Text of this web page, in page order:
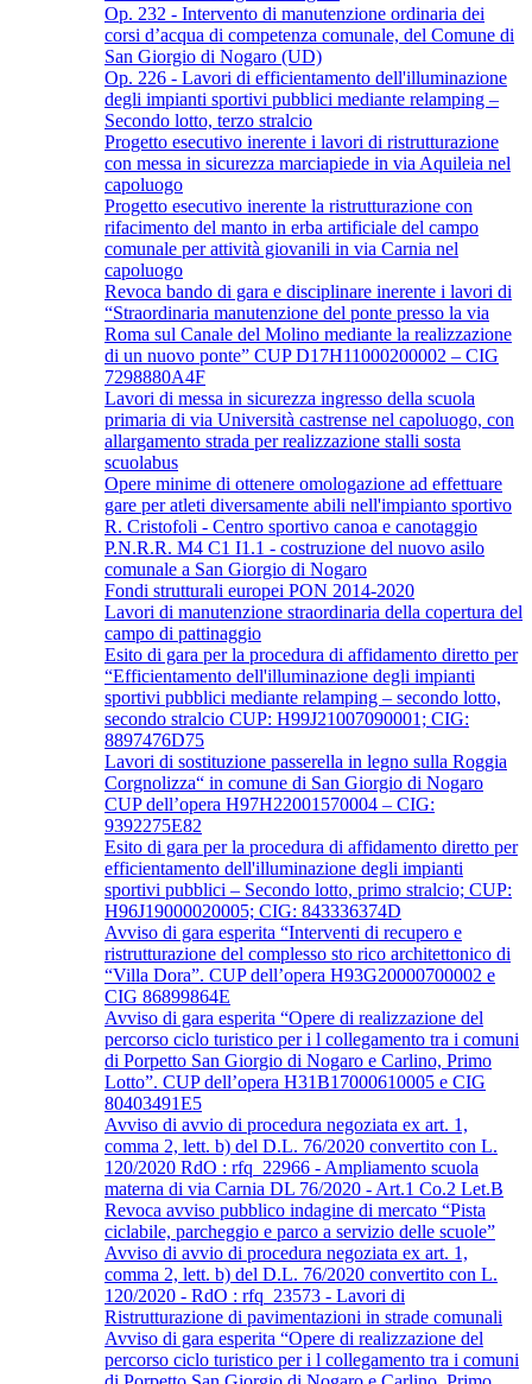
Op. 232 - Intervento di manutenzione ordinaria dei
corsi d’acqua di competenza comunale, del Comune di
San Giorgio di Nogaro (UD)
Op. 226 - Lavori di efficientamento dell'illuminazione
degli impianti sportivi pubblici mediante relamping –
Secondo lotto, terzo stralcio
Progetto esecutivo inerente i lavori di ristrutturazione
con messa in sicurezza marciapiede in via Aquileia nel
capoluogo
Progetto esecutivo inerente la ristrutturazione con
rifacimento del manto in erba artificiale del campo
comunale per attività giovanili in via Carnia nel
capoluogo
Revoca bando di gara e disciplinare inerente i lavori di
“Straordinaria manutenzione del ponte presso la via
Roma sul Canale del Molino mediante la realizzazione
di un nuovo ponte” CUP D17H11000200002 – CIG
7298880A4F
Lavori di messa in sicurezza ingresso della scuola
primaria di via Università castrense nel capoluogo, con
allargamento strada per realizzazione stalli sosta
scuolabus
Opere minime di ottenere omologazione ad effettuare
gare per atleti diversamente abili nell'impianto sportivo
R. Cristofoli - Centro sportivo canoa e canotaggio
P.N.R.R. M4 C1 I1.1 - costruzione del nuovo asilo
comunale a San Giorgio di Nogaro
Fondi strutturali europei PON 2014-2020
Lavori di manutenzione straordinaria della copertura del
campo di pattinaggio
Esito di gara per la procedura di affidamento diretto per
“Efficientamento dell'illuminazione degli impianti
sportivi pubblici mediante relamping – secondo lotto,
secondo stralcio CUP: H99J21007090001; CIG:
8897476D75
Lavori di sostituzione passerella in legno sulla Roggia
Corgnolizza“ in comune di San Giorgio di Nogaro
CUP dell’opera H97H22001570004 – CIG:
9392275E82
Esito di gara per la procedura di affidamento diretto per
efficientamento dell'illuminazione degli impianti
sportivi pubblici – Secondo lotto, primo stralcio; CUP:
H96J19000020005; CIG: 843336374D
Avviso di gara esperita “Interventi di recupero e
ristrutturazione del complesso sto rico architettonico di
“Villa Dora”. CUP dell’opera H93G20000700002 e
CIG 86899864E
Avviso di gara esperita “Opere di realizzazione del
percorso ciclo turistico per i l collegamento tra i comuni
di Porpetto San Giorgio di Nogaro e Carlino, Primo
Lotto”. CUP dell’opera H31B17000610005 e CIG
80403491E5
Avviso di avvio di procedura negoziata ex art. 1,
comma 2, lett. b) del D.L. 76/2020 convertito con L.
120/2020 RdO : rfq_22966 - Ampliamento scuola
materna di via Carnia DL 76/2020 - Art.1 Co.2 Let.B
Revoca avviso pubblico indagine di mercato “Pista
ciclabile, parcheggio e parco a servizio delle scuole”
Avviso di avvio di procedura negoziata ex art. 1,
comma 2, lett. b) del D.L. 76/2020 convertito con L.
120/2020 - RdO : rfq_23573 - Lavori di
Ristrutturazione di pavimentazioni in strade comunali
Avviso di gara esperita “Opere di realizzazione del
percorso ciclo turistico per i l collegamento tra i comuni